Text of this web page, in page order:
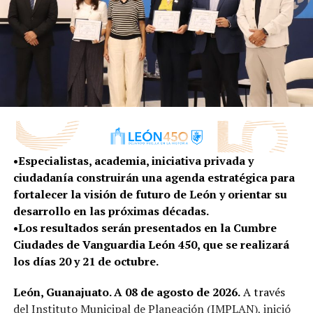
plazas públicas de diversas comunidades rurales, como
Mesa de Ibarrilla, El Huizache, Buenos Aires y Capulín,
por mencionar algunas, con más de 160 luminarias
instaladas y una inversión de 5.1 millones de pesos.
Asimismo, los habitantes de la zona participaron y
ganaron en Participa León la rehabilitación del camino
de la zona Huizache, en la comunidad Saucillo de Ávalos,
en 2024, con una inversión de más de 2.2 millones de
pesos.
A través de Ayúdate Ayudando se ha brindado empleo
temporal a más de mil habitantes, con un monto
superior a los 4.6 millones de pesos.
Para este 2026, las familias de la zona Huizache
volvieron a participar en el programa de Presupuesto
camino de Saucillo de Ávalos a Buenos Aires”, cuya
•Especialistas, academia, iniciativa privada y
ciudadanía construirán una agenda estratégica para
fortalecer la visión de futuro de León y orientar su
desarrollo en las próximas décadas.
•Los resultados serán presentados en la Cumbre
Ciudades de Vanguardia León 450, que se realizará
los días 20 y 21 de octubre.
León, Guanajuato. A 08 de agosto de 2026.A través
del Instituto Municipal de Planeación (IMPLAN), inició